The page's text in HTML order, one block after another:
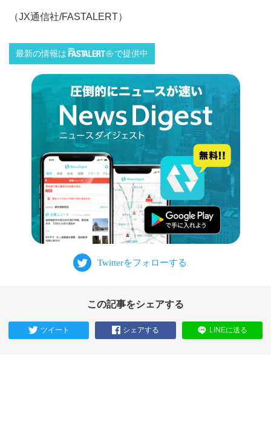
（JX通信社/FASTALERT）
最新の情報は で提供中
この記事をシェアする
ツイート シェアする LINEに送る